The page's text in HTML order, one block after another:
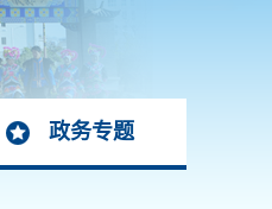
政务专题